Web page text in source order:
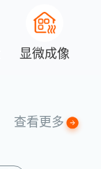
显微成像
查看更多